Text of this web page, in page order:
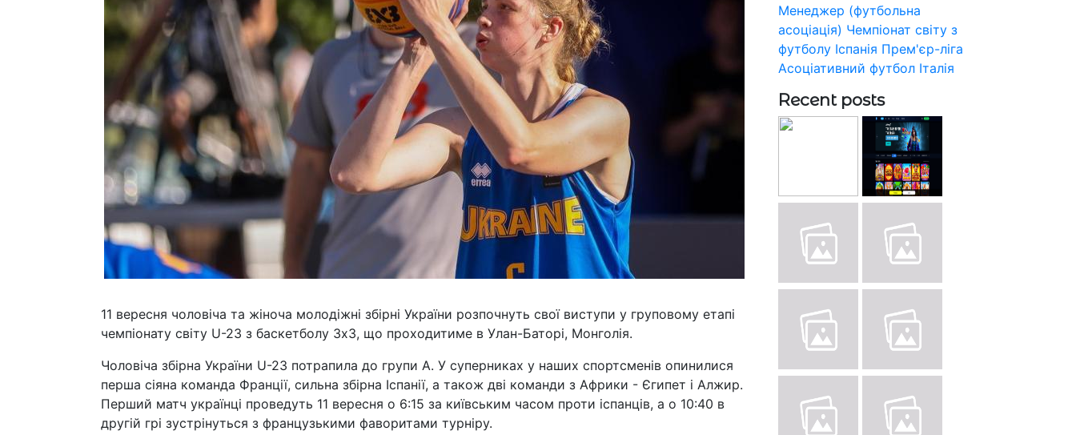
11 вересня чоловіча та жіноча молодіжні збірні України розпочнуть свої виступи у груповому етапі
чемпіонату світу U-23 з баскетболу 3х3, що проходитиме в Улан-Баторі, Монголія.
Чоловіча збірна України U-23 потрапила до групи А. У суперниках у наших спортсменів опинилися
перша сіяна команда Франції, сильна збірна Іспанії, а також дві команди з Африки - Єгипет і Алжир.
Перший матч українці проведуть 11 вересня о 6:15 за київським часом проти іспанців, а о 10:40 в
другій грі зустрінуться з французькими фаворитами турніру.
Менеджер (футбольна
асоціація) Чемпіонат світу з
футболу Іспанія Прем'єр-ліга
Асоціативний футбол Італія
Recent posts